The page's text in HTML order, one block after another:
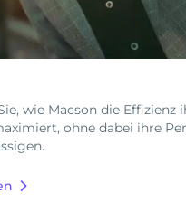
wie Macson die Effizienz
ohne dabei ihre